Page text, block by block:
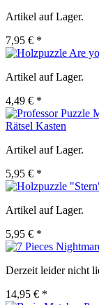
Artikel auf Lager.
7,95 € *
Artikel auf Lager.
4,49 € *
Rätsel Kasten
Artikel auf Lager.
5,95 € *
Artikel auf Lager.
5,95 € *
Derzeit leider nicht
14,95 € *